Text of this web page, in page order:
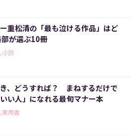
重松清の「最も泣ける作品」はど
部が選ぶ10冊
小説
、どうすれば？ まねするだけで
いい人」になれる最旬マナー本
実用書